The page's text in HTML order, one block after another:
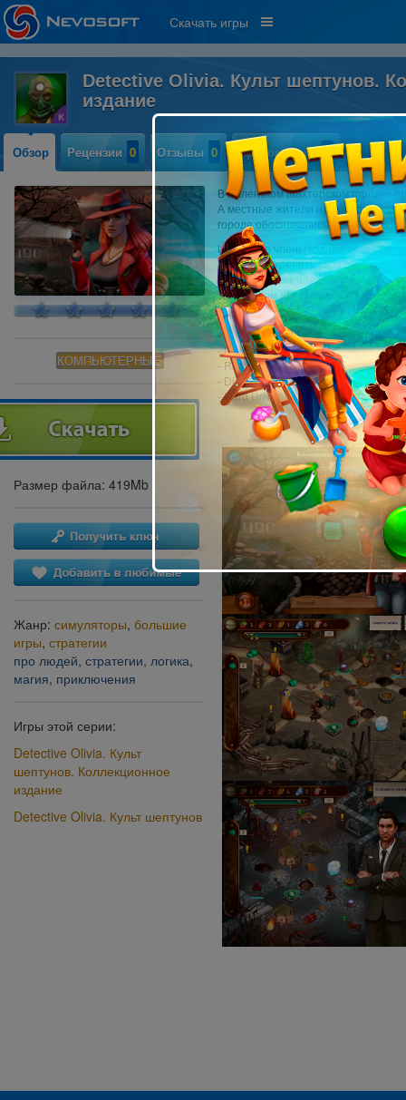
Скачать игры
Detective Olivia. Культ шептунов.
издание
Обзор Рецензии 0 Отзывы 0 Прохождение 0
КОМПЬЮТЕРНЫЕ
Размер файла: 419Mb
Жанр: симуляторы, большие
игры, стратегии
про людей, стратегии, логика,
магия, приключения
Игры этой серии:
Detective Olivia. Культ
шептунов. Коллекционное
издание
Detective Olivia. Культ шептунов
В маленьком шахтерском городке
А местные жители начали повсюду
городе обосновались адепты
И хотя его члены годами
готовы подкрепить свои
ваш наставник поддался на их
загадочном детективном
Системные требования:
- OS: Windows 7 или более поздняя
- CPU: 2,2 GHz
- RAM: 2048 MB
- DirectX: 10.0
- Hard Drive: 1 Gb